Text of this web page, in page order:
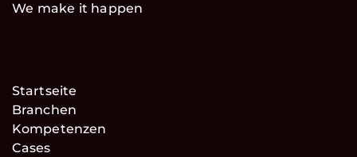
We make it happen
Startseite
Branchen
Kompetenzen
Cases